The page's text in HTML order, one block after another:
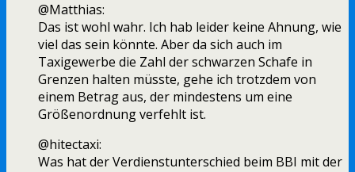
@Matthias:
Das ist wohl wahr. Ich hab leider keine Ahnung, wie
viel das sein könnte. Aber da sich auch im
Taxigewerbe die Zahl der schwarzen Schafe in
Grenzen halten müsste, gehe ich trotzdem von
einem Betrag aus, der mindestens um eine
Größenordnung verfehlt ist.
@hitectaxi:
Was hat der Verdienstunterschied beim BBI mit der